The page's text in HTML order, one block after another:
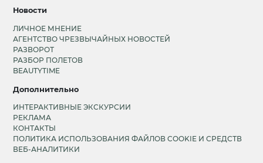
Новости
ЛИЧНОЕ МНЕНИЕ
АГЕНТСТВО ЧРЕЗВЫЧАЙНЫХ НОВОСТЕЙ
РАЗВОРОТ
РАЗБОР ПОЛЕТОВ
BEAUTYTIME
Дополнительно
ИНТЕРАКТИВНЫЕ ЭКСКУРСИИ
РЕКЛАМА
КОНТАКТЫ
ПОЛИТИКА ИСПОЛЬЗОВАНИЯ ФАЙЛОВ COOKIE И СРЕДСТВ
ВЕБ-АНАЛИТИКИ